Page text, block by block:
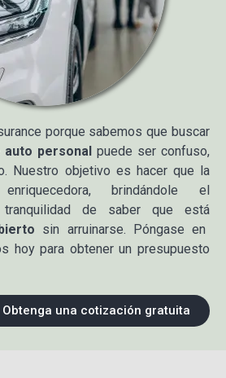
porque sabemos que buscar
personal puede ser confuso,
Nuestro objetivo es hacer que la
brindándole el
de saber que está
sin arruinarse. Póngase en
hoy para obtener un presupuesto
Obtenga una cotización gratuita